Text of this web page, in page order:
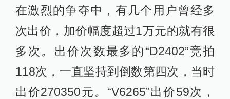
在激烈的争夺中，有几个用户曾经多
次出价，加价幅度超过1万元的就有很
多次。出价次数最多的“D2402”竞拍
118次，一直坚持到倒数第四次，当时
出价270350元。“V6265”出价59次，